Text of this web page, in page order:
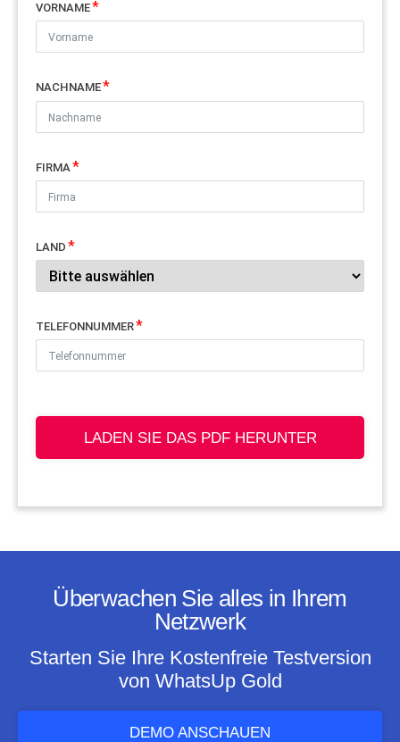
VORNAME
NACHNAME
FIRMA
LAND
TELEFONNUMMER
LADEN SIE DAS PDF HERUNTER
Überwachen Sie alles in Ihrem
Netzwerk
Starten Sie Ihre Kostenfreie Testversion
von WhatsUp Gold
DEMO ANSCHAUEN